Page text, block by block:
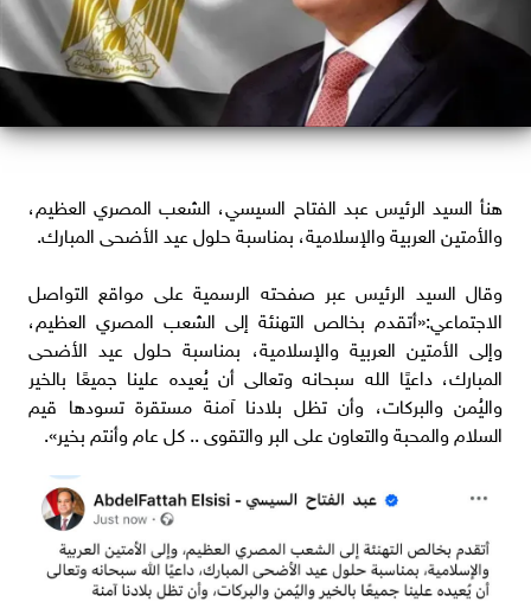
هنأ السيد الرئيس عبد الفتاح السيسي، الشعب المصري العظيم،
والأمتين العربية والإسلامية، بمناسبة حلول عيد الأضحى المبارك.
وقال السيد الرئيس عبر صفحته الرسمية على مواقع التواصل
الاجتماعي:«أتقدم بخالص التهنئة إلى الشعب المصري العظيم،
وإلى الأمتين العربية والإسلامية، بمناسبة حلول عيد الأضحى
المبارك، داعيًا الله سبحانه وتعالى أن يُعيده علينا جميعًا بالخير
واليُمن والبركات، وأن تظل بلادنا آمنة مستقرة تسودها قيم
السلام والمحبة والتعاون على البر والتقوى .. كل عام وأنتم بخير».